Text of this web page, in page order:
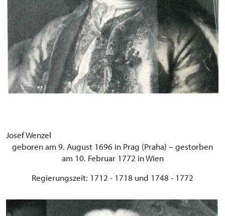
Josef Wenzel
geboren am 9. August 1696 in Prag (Praha) – gestorben
am 10. Februar 1772 in Wien
Regierungszeit: 1712 - 1718 und 1748 - 1772